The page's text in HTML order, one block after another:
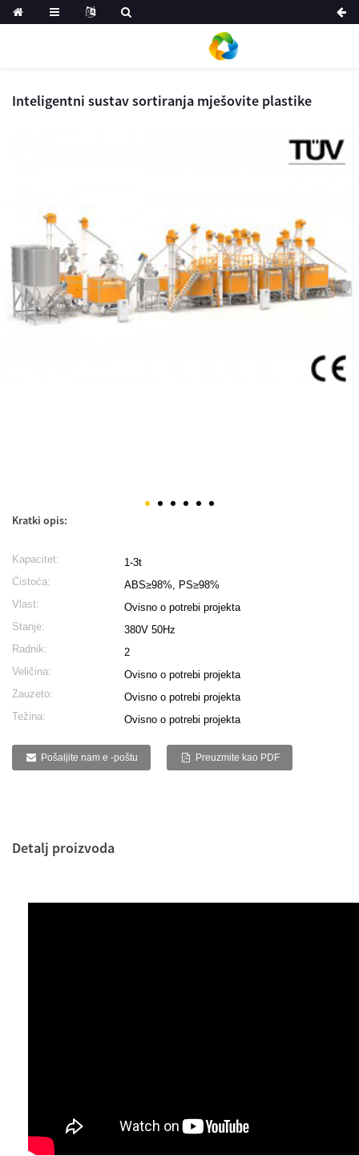
Inteligentni sustav sortiranja mješovite plastike
Kratki opis:
Kapacitet:
1-3t
Čistoća:
ABS≥98%, PS≥98%
Vlast:
Ovisno o potrebi projekta
Stanje:
380V 50Hz
Radnik:
2
Veličina:
Ovisno o potrebi projekta
Zauzeto:
Ovisno o potrebi projekta
Težina:
Ovisno o potrebi projekta
Pošaljite nam e -poštu Preuzmite kao PDF
Detalj proizvoda